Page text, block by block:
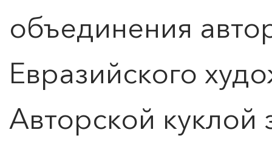
объединения
Евразийского
Авторской куклой